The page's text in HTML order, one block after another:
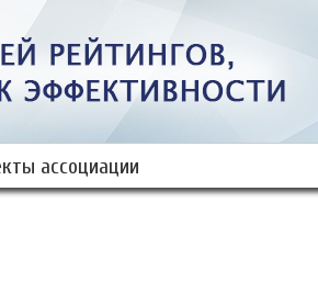
ассоциации